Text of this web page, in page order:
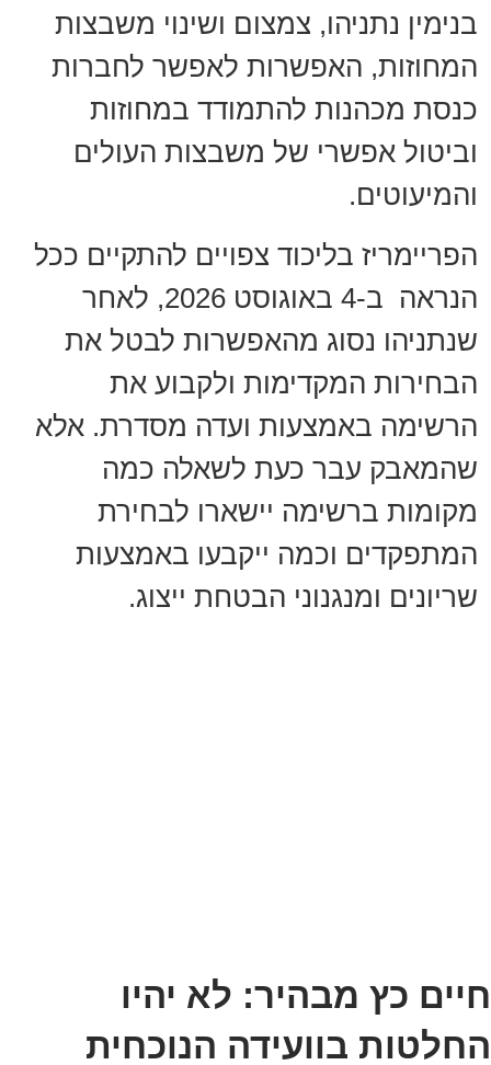
בנימין נתניהו, צמצום ושינוי משבצות
המחוזות, האפשרות לאפשר לחברות
כנסת מכהנות להתמודד במחוזות
וביטול אפשרי של משבצות העולים
והמיעוטים.
הפריימריז בליכוד צפויים להתקיים ככל
הנראה ב-4 באוגוסט 2026, לאחר
שנתניהו נסוג מהאפשרות לבטל את
הבחירות המקדימות ולקבוע את
הרשימה באמצעות ועדה מסדרת. אלא
שהמאבק עבר כעת לשאלה כמה
מקומות ברשימה יישארו לבחירת
המתפקדים וכמה ייקבעו באמצעות
שריונים ומנגנוני הבטחת ייצוג.
חיים כץ מבהיר: לא יהיו
החלטות בוועידה הנוכחית